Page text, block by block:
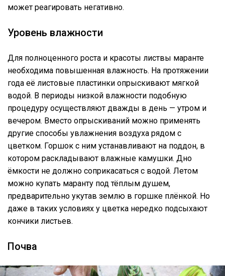
может реагировать негативно.
Уровень влажности
Для полноценного роста и красоты листвы маранте
необходима повышенная влажность. На протяжении
года её листовые пластинки опрыскивают мягкой
водой. В периоды низкой влажности подобную
процедуру осуществляют дважды в день — утром и
вечером. Вместо опрыскиваний можно применять
другие способы увлажнения воздуха рядом с
цветком. Горшок с ним устанавливают на поддон, в
котором раскладывают влажные камушки. Дно
ёмкости не должно соприкасаться с водой. Летом
можно купать маранту под тёплым душем,
предварительно укутав землю в горшке плёнкой. Но
даже в таких условиях у цветка нередко подсыхают
кончики листьев.
Почва